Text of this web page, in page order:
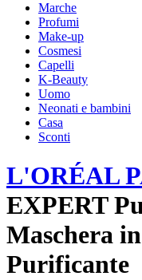
Marche
Profumi
Make-up
Cosmesi
Capelli
K-Beauty
Uomo
Neonati e bambini
Casa
Sconti
L'ORÉAL
EXPERT
Maschera
Purificante